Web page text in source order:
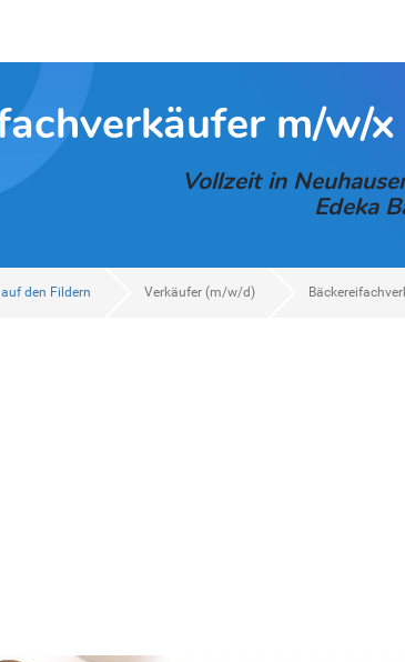
m/w/
Vollzeit in
Edeka
den Fildern Verkäufer (m/w/d)